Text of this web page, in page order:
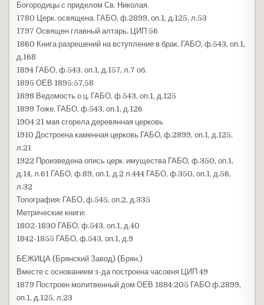
Богородицы с приделом Св. Николая.
1780 Церк. освящена. ГАБО, ф.2899, оп.1, д.125, л.53
1797 Освящен главный алтарь. ЦИП 56
1860 Книга разрешений на вступление в брак. ГАБО, ф.543, оп.1,
д.168
1894 ГАБО, ф.543, оп.1, д.157, л.7 об.
1895 ОЕВ 1895:57,58
1898 Ведомость о ц. ГАБО, ф.543, оп.1, д.125
1899 Тоже. ГАБО, ф.543, оп.1, д.126
1904 21 мая сгорела деревянная церковь
1910 Достроена каменная церковь ГАБО, ф.2899, оп.1, д.125,
л.21
1922 Произведена опись церк. имущества ГАБО, ф.350, оп.1,
д.14, л.61 ГАБО, ф.89, оп.1, д.2 л.444 ГАБО, ф.350, оп.1, д.56,
л.32
Топография: ГАБО, ф.545, оп.2, д.335
Метрические книги:
1802-1830 ГАБО, ф.543, оп.1, д.40
1842-1855 ГАБО, ф.543, оп.1, д.9
БЕЖИЦА (Брянский Завод) (Брян.)
Вместе с основанием з-да построена часовня ЦИП 49
1879 Построен молитвенный дом ОЕВ 1884:205 ГАБО ф.2899,
оп.1, д.125, л.23